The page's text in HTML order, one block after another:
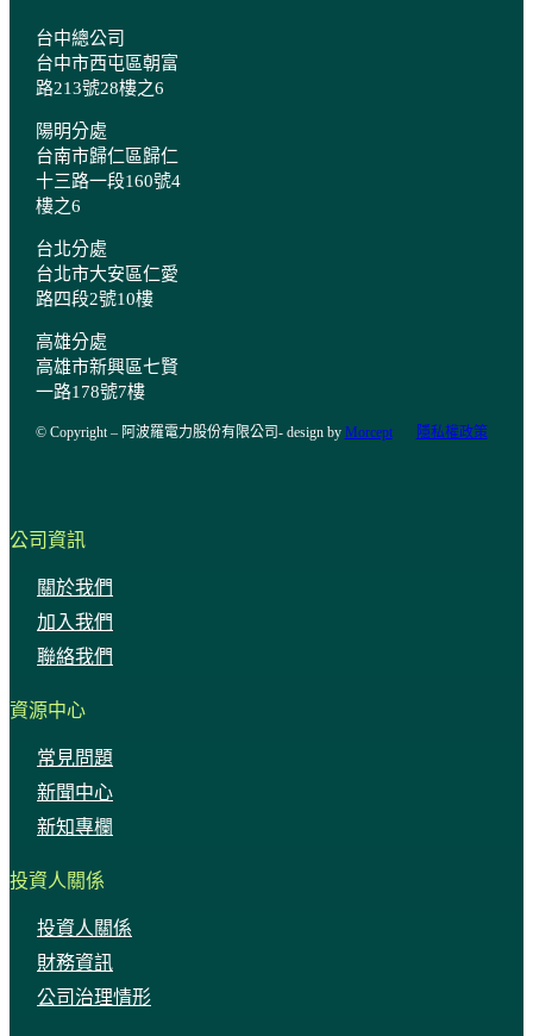
台中總公司
台中市西屯區朝富
路213號28樓之6
陽明分處
台南市歸仁區歸仁
十三路一段160號4
樓之6
台北分處
台北市大安區仁愛
路四段2號10樓
高雄分處
高雄市新興區七賢
一路178號7樓
© Copyright – 阿波羅電力股份有限公司- design by Morcept 隱私權政策
公司資訊
關於我們
加入我們
聯絡我們
資源中心
常見問題
新聞中心
新知專欄
投資人關係
投資人關係
財務資訊
公司治理情形